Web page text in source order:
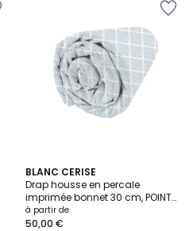
BLANC CERISE
Drap housse en percale
imprimée bonnet 30 cm, POINTE
DE DOUCEUR
à partir de
50,00 €